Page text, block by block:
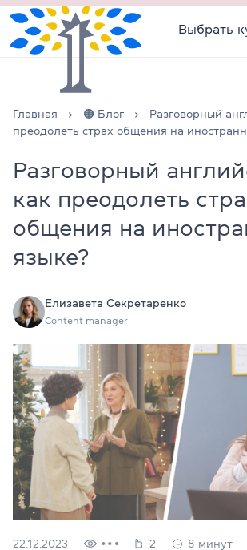
Выбрать
Главная 🟠 Блог
Разговорный
преодолеть страх общения на
Разговорный
как преодолеть
общения на
языке?
Елизавета Секретаренко
Content manager
22.12.2023 2 8 минут